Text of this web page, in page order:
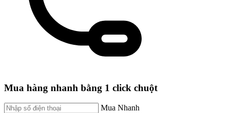
Mua hàng nhanh bằng 1 click chuột
Mua Nhanh